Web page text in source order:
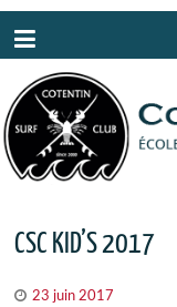
CSC KID’S 2017
23 juin 2017
Panneau de gestion des